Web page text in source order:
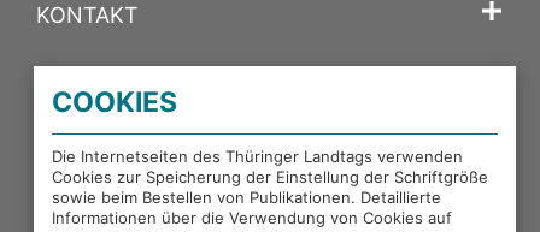
KONTAKT
PORTALE DES THÜRINGER LANDTAGS
EXTERNE LINKS
COOKIES
Die Internetseiten des Thüringer Landtags verwenden
Cookies zur Speicherung der Einstellung der Schriftgröße
sowie beim Bestellen von Publikationen. Detaillierte
Informationen über die Verwendung von Cookies auf